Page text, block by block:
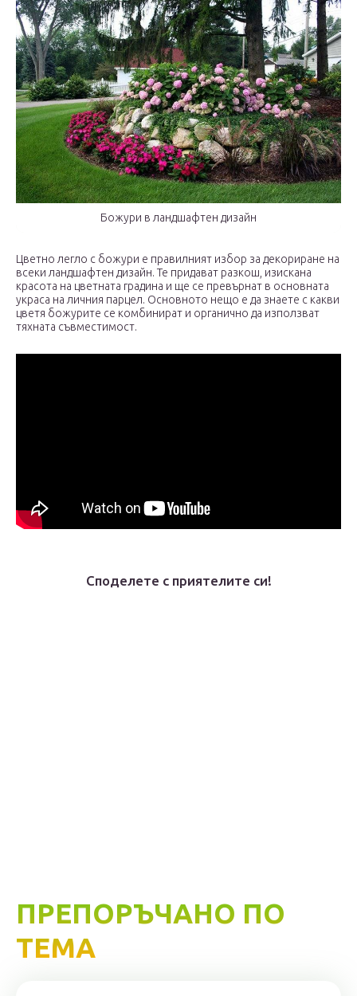
Божури в ландшафтен дизайн
Цветно легло с божури е правилният избор за декориране на
всеки ландшафтен дизайн. Те придават разкош, изискана
красота на цветната градина и ще се превърнат в основната
украса на личния парцел. Основното нещо е да знаете с какви
цветя божурите се комбинират и органично да използват
тяхната съвместимост.
Споделете с приятелите си!
ПРЕПОРЪЧАНО ПО
ТЕМА